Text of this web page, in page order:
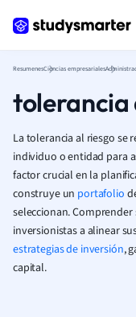
ResumenesCiencias empresariales
tolerancia
La tolerancia al riesgo se
individuo o entidad para
factor crucial en la
construye un portafolio
seleccionan.
inversionistas a alinear
estrategias de inversión,
capital.